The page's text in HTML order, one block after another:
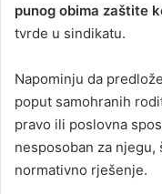
punog obima zaštite
tvrde u sindikatu.
Napominju da
poput samohranih
pravo ili poslovna
nesposoban za
normativno rješenje.